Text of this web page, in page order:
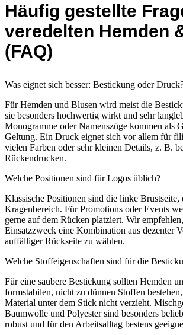
Häufig gestellte
veredelten Hemden
(FAQ)
Was eignet sich besser: Bestickung oder
Für Hemden und Blusen wird meist die
sie besonders hochwertig wirkt und sehr
Monogramme oder Namenszüge kommen als
Geltung. Ein Druck eignet sich vor allem für
vielen Farben oder sehr kleinen Details, z. B.
Rückendrucken.
Welche Positionen sind für Logos üblich?
Klassische Positionen sind die linke
Kragenbereich. Für Promotions oder Events
gerne auf dem Rücken platziert. Wir
Einsatzzweck eine Kombination aus dezenter
auffälliger Rückseite zu wählen.
Welche Stoffeigenschaften sind für die
Für eine saubere Bestickung sollten Hemden
formstabilen, nicht zu dünnen Stoffen
Material unter dem Stick nicht verzieht.
Baumwolle und Polyester sind besonders
robust und für den Arbeitsalltag bestens